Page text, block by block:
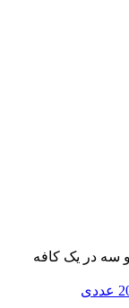
سه در یک کافه